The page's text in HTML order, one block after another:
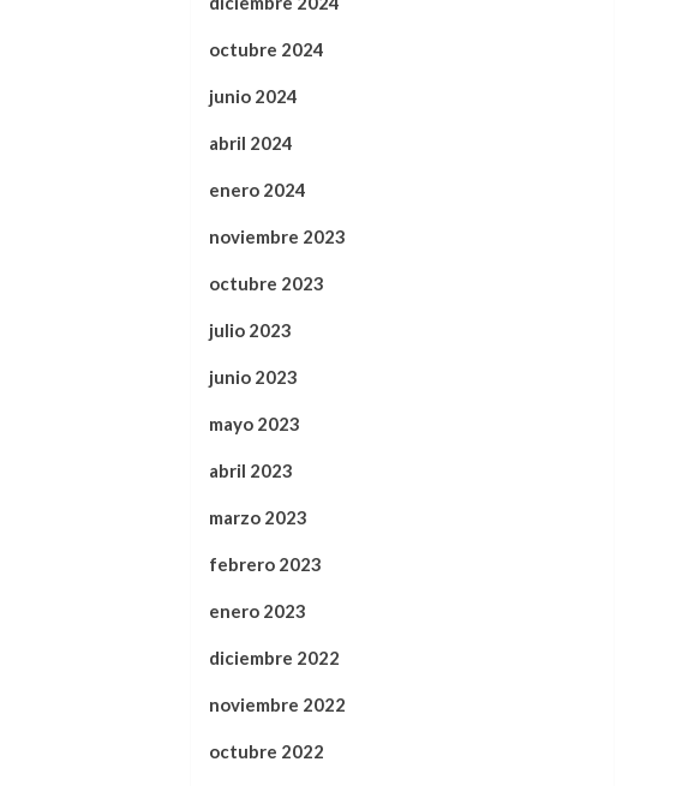
octubre 2024
junio 2024
abril 2024
enero 2024
noviembre 2023
octubre 2023
julio 2023
junio 2023
mayo 2023
abril 2023
marzo 2023
febrero 2023
enero 2023
diciembre 2022
noviembre 2022
octubre 2022